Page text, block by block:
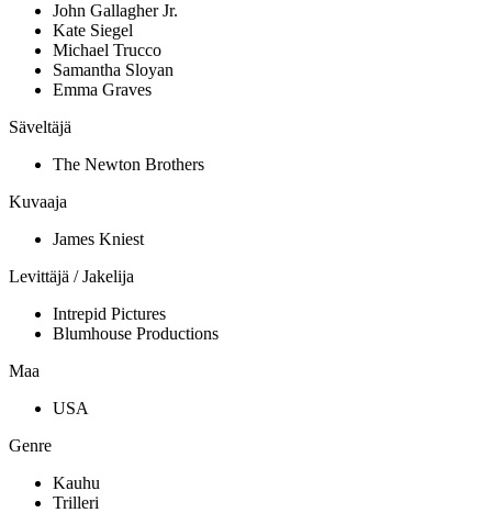
John Gallagher Jr.
Kate Siegel
Michael Trucco
Samantha Sloyan
Emma Graves
Säveltäjä
The Newton Brothers
Kuvaaja
James Kniest
Levittäjä / Jakelija
Intrepid Pictures
Blumhouse Productions
Maa
USA
Genre
Kauhu
Trilleri